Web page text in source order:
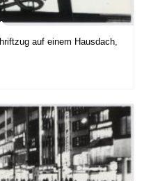
auf einem Hausdach,